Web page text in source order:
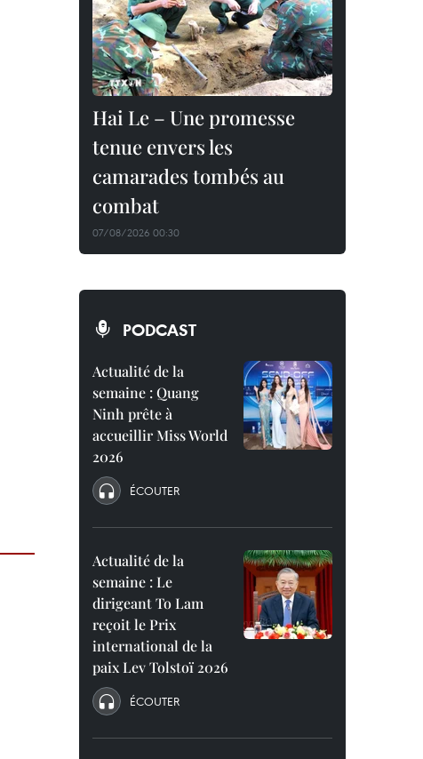
Hai Le – Une promesse
tenue envers les
camarades tombés au
combat
07/08/2026 00:30
PODCAST
Actualité de la
semaine : Quang
Ninh prête à
accueillir Miss World
2026
ÉCOUTER
Actualité de la
semaine : Le
dirigeant To Lam
reçoit le Prix
international de la
paix Lev Tolstoï 2026
ÉCOUTER